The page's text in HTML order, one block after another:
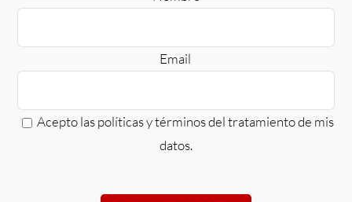
Email
Acepto las políticas y términos deltratamientode mis
datos.